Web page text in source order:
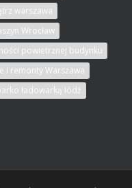
warszawa
Wrocław
powietrznej budynku
i remonty Warszawa
ładowarką łódź